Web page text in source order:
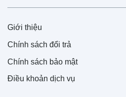
Giới thiệu
Chính sách đổi trả
Chính sách bảo mật
Điều khoản dịch vụ